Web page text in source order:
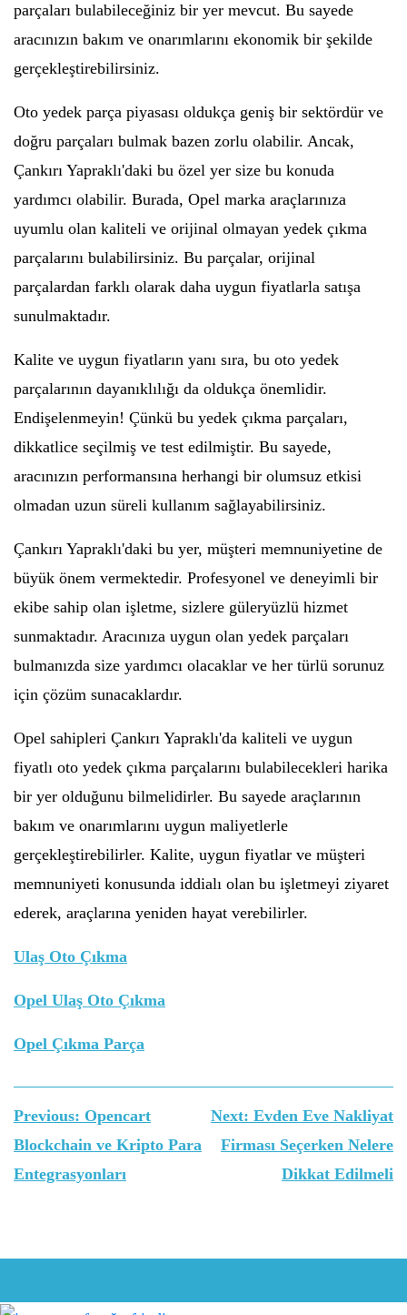
parçaları bulabileceğiniz bir yer mevcut. Bu sayede
aracınızın bakım ve onarımlarını ekonomik bir şekilde
gerçekleştirebilirsiniz.
Oto yedek parça piyasası oldukça geniş bir sektördür ve
doğru parçaları bulmak bazen zorlu olabilir. Ancak,
Çankırı Yapraklı'daki bu özel yer size bu konuda
yardımcı olabilir. Burada, Opel marka araçlarınıza
uyumlu olan kaliteli ve orijinal olmayan yedek çıkma
parçalarını bulabilirsiniz. Bu parçalar, orijinal
parçalardan farklı olarak daha uygun fiyatlarla satışa
sunulmaktadır.
Kalite ve uygun fiyatların yanı sıra, bu oto yedek
parçalarının dayanıklılığı da oldukça önemlidir.
Endişelenmeyin! Çünkü bu yedek çıkma parçaları,
dikkatlice seçilmiş ve test edilmiştir. Bu sayede,
aracınızın performansına herhangi bir olumsuz etkisi
olmadan uzun süreli kullanım sağlayabilirsiniz.
Çankırı Yapraklı'daki bu yer, müşteri memnuniyetine de
büyük önem vermektedir. Profesyonel ve deneyimli bir
ekibe sahip olan işletme, sizlere güleryüzlü hizmet
sunmaktadır. Aracınıza uygun olan yedek parçaları
bulmanızda size yardımcı olacaklar ve her türlü sorunuz
için çözüm sunacaklardır.
Opel sahipleri Çankırı Yapraklı'da kaliteli ve uygun
fiyatlı oto yedek çıkma parçalarını bulabilecekleri harika
bir yer olduğunu bilmelidirler. Bu sayede araçlarının
bakım ve onarımlarını uygun maliyetlerle
gerçekleştirebilirler. Kalite, uygun fiyatlar ve müşteri
memnuniyeti konusunda iddialı olan bu işletmeyi ziyaret
ederek, araçlarına yeniden hayat verebilirler.
Ulaş Oto Çıkma
Opel Ulaş Oto Çıkma
Opel Çıkma Parça
Yazı
gezinmesi
Previous: Opencart
Blockchain ve Kripto Para
Entegrasyonları
Next: Evden Eve Nakliyat
Firması Seçerken Nelere
Dikkat Edilmeli